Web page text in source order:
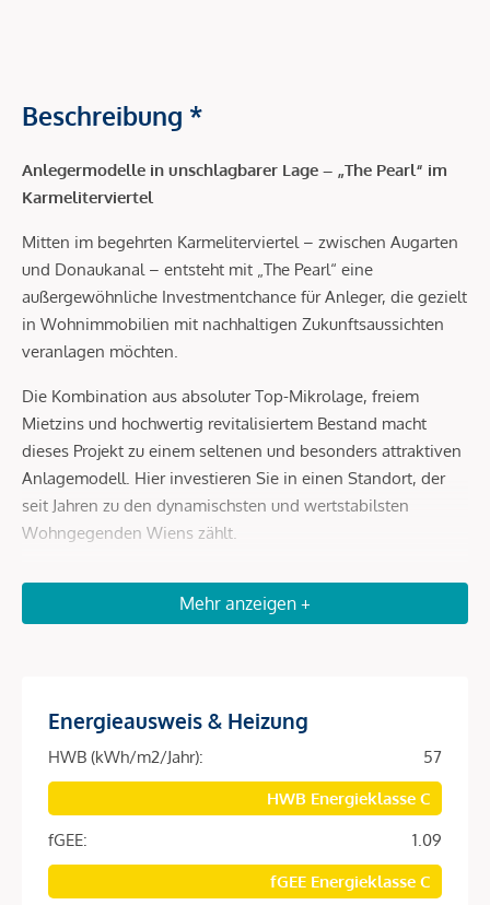
Beschreibung *
Anlegermodelle in unschlagbarer Lage – „The Pearl“ im
Karmeliterviertel
Mitten im begehrten Karmeliterviertel – zwischen Augarten
und Donaukanal – entsteht mit „The Pearl“ eine
außergewöhnliche Investmentchance für Anleger, die gezielt
in Wohnimmobilien mit nachhaltigen Zukunftsaussichten
veranlagen möchten.
Die Kombination aus absoluter Top-Mikrolage, freiem
Mietzins und hochwertig revitalisiertem Bestand macht
dieses Projekt zu einem seltenen und besonders attraktiven
Anlagemodell. Hier investieren Sie in einen Standort, der
seit Jahren zu den dynamischsten und wertstabilsten
Wohngegenden Wiens zählt.
Die Lage ist schlichtweg unschlagbar
Die Lage ist schlichtweg unschlagbar. Der Karmelitermarkt
Erholung, Kulinarik und Citynähe.
Zahlreiche Restaurants, Cafés, Nahversorger und kleine
Boutiquen sorgen für eine konstant hohe Wohnattraktivität
– ein entscheidender Faktor für Investoren.
Die Verkehrsanbindung ist ausgezeichnet:
Mehr anzeigen +
Energieausweis & Heizung
HWB (kWh/m2/Jahr):
57
HWB Energieklasse C
fGEE:
1.09
fGEE Energieklasse C